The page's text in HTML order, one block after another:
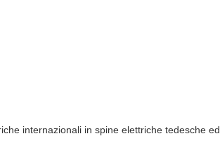
internazionali in spine elettriche tedesche ed